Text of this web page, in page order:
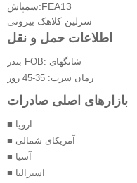
سمپاش:FEA13
سرلین کلاهک بیرونی
اطلاعات حمل و نقل
بندر FOB: شانگهای
زمان سرب: 35-45 روز
بازارهای اصلی صادرات
■ اروپا
■ آمریکای شمالی
■ آسیا
■ استرالیا